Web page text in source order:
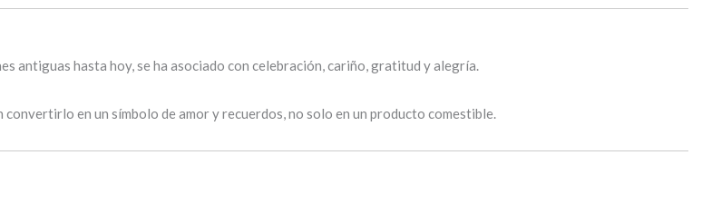
antiguas hasta hoy, se ha asociado con celebración, cariño, gratitud y alegría.
en un símbolo de amor y recuerdos, no solo en un producto comestible.